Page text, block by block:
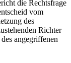
die Rechtsfrage
vom
des
Richter
angegriffenen